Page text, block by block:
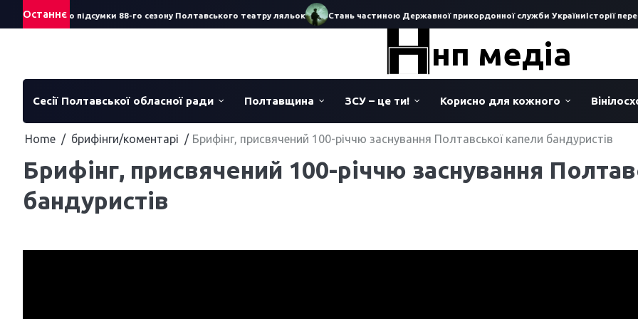
Останнє
Смеречук про підсумки 88-го сезону Полтавського театру ляльок Стань частиною Державної прикордонної служби УкраїниІсторії
нп медіа
Сесії Полтавської обласної ради Полтавщина ЗСУ – це ти! Корисно для кожного
Home брифінги/коментарі Брифінг, присвячений 100-річчю заснування Полтавської капели бандуристів
Брифінг, присвячений 100-річчю заснування
бандуристів